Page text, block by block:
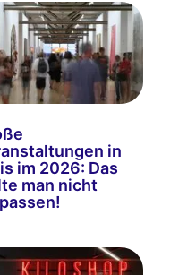
in
im 2026: Das
man nicht